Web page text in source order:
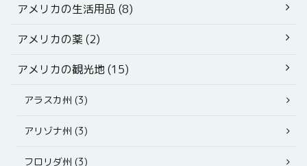
アメリカの生活用品 (8)
アメリカの薬 (2)
アメリカの観光地 (15)
アラスカ州 (3)
アリゾナ州 (3)
フロリダ州 (3)